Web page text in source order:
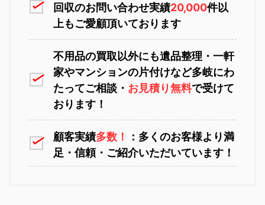
苫小牧不用品回収 室蘭不用品回収
回収のお問い合わせ実績20,000件以
上もご愛顧頂いております
不用品の買取以外にも遺品整理・一軒
家やマンションの片付けなど多岐にわ
たってご相談・ お見積り無料で受けて
おります！
顧客実績多数！
：多くのお客様より満
足・信頼・ご紹介いただいています！